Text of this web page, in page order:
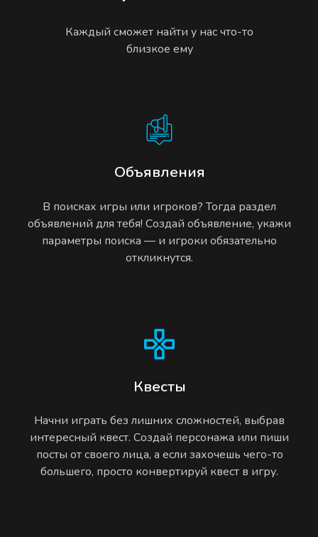
Каждый сможет найти у нас что-то
близкое ему
Объявления
В поисках игры или игроков? Тогда раздел
объявлений для тебя! Создай объявление, укажи
параметры поиска — и игроки обязательно
откликнутся.
Квесты
Начни играть без лишних сложностей, выбрав
интересный квест. Создай персонажа или пиши
посты от своего лица, а если захочешь чего-то
большего, просто конвертируй квест в игру.